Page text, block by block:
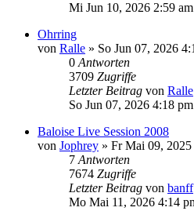
Mi Jun 10, 2026 2:59 am
Ohrring
von Ralle » So Jun 07, 2026
0 Antworten
3709 Zugriffe
Letzter Beitrag von Ralle
So Jun 07, 2026 4:18 pm
Baloise Live Session 2008
von Jophrey » Fr Mai 09, 2025
7 Antworten
7674 Zugriffe
Letzter Beitrag von banff
Mo Mai 11, 2026 4:14